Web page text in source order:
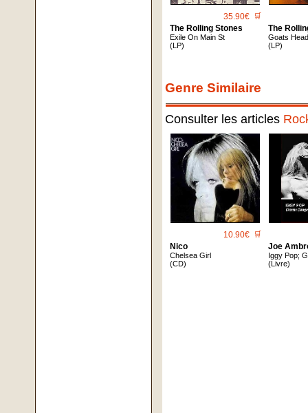
35.90€ 🛒
The Rolling Stones
Exile On Main St
(LP)
The
Goats
(LP)
Genre Similaire
Consulter les articles
10.90€ 🛒
Nico
Chelsea Girl
(CD)
Joe
Iggy Pop;
(Livre)